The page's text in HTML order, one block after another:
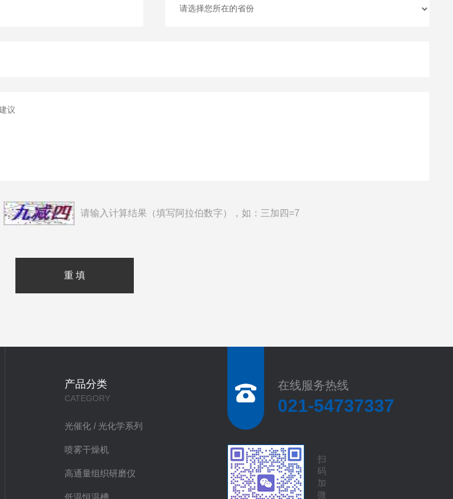
请输入计算结果（填写阿拉伯数字），如：三加四=7
产品分类
CATEGORY
光催化 / 光化学系列
喷雾干燥机
高通量组织研磨仪
低温恒温槽
在线服务热线
021-54737337
扫
码
加
微